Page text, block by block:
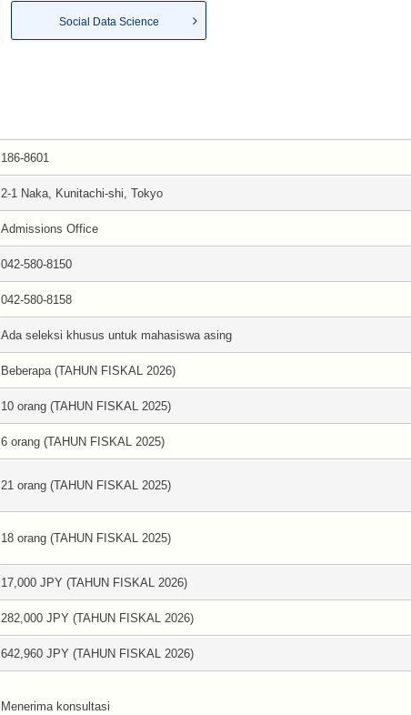
Social Data Science
186-8601
2-1 Naka, Kunitachi-shi, Tokyo
Admissions Office
042-580-8150
042-580-8158
Ada seleksi khusus untuk mahasiswa asing
Beberapa (TAHUN FISKAL 2026)
10 orang (TAHUN FISKAL 2025)
6 orang (TAHUN FISKAL 2025)
21 orang (TAHUN FISKAL 2025)
18 orang (TAHUN FISKAL 2025)
17,000 JPY (TAHUN FISKAL 2026)
282,000 JPY (TAHUN FISKAL 2026)
642,960 JPY (TAHUN FISKAL 2026)
Menerima konsultasi